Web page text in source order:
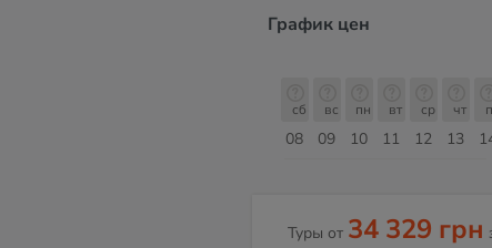
График цен
08
сб
09
вс
10
пн
11
вт
12
ср
13
чт
Туры от 34 329 грн